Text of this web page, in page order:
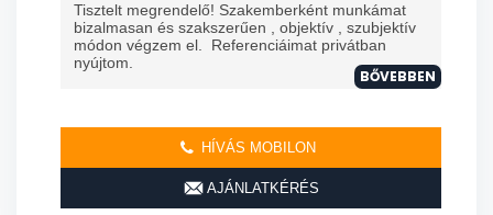
Tisztelt megrendelő! Szakemberként munkámat
bizalmasan és szakszerűen , objektív , szubjektív
módon végzem el. Referenciáimat privátban
nyújtom.
BŐVEBBEN
HÍVÁS MOBILON
AJÁNLATKÉRÉS